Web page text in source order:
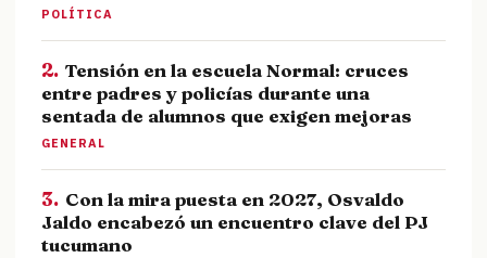
POLÍTICA
2. Tensión en la escuela Normal: cruces
entre padres y policías durante una
sentada de alumnos que exigen mejoras
GENERAL
3. Con la mira puesta en 2027, Osvaldo
Jaldo encabezó un encuentro clave del PJ
tucumano